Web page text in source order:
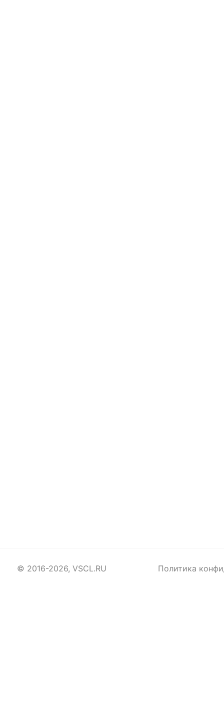
© 2016-2026, VSCL.RU Политика